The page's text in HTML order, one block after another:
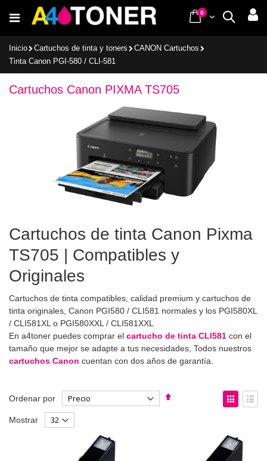
al
Buscar
Cart
0items
Inicio Cartuchos de tinta y toners
CANON Cartuchos
Tinta Canon PGI-580 / CLI-581
Cartuchos Canon PIXMA TS705
Cartuchos de tinta Canon Pixma
TS705 | Compatibles y
Originales
Cartuchos de tinta compatibles, calidad premium y cartuchos de
tinta originales, Canon PGI580 / CLI581 normales y los PGI580XL
/ CLI581XL o PGI580XXL / CLI581XXL
En a4toner puedes comprar el cartucho de tinta CLI581 con el
tamaño que mejor se adapte a tus necesidades, Todos nuestros
cartuchos Canon cuentan con dos años de garantía.
Ordenar por
Fijar
Ver
como
Mostrar